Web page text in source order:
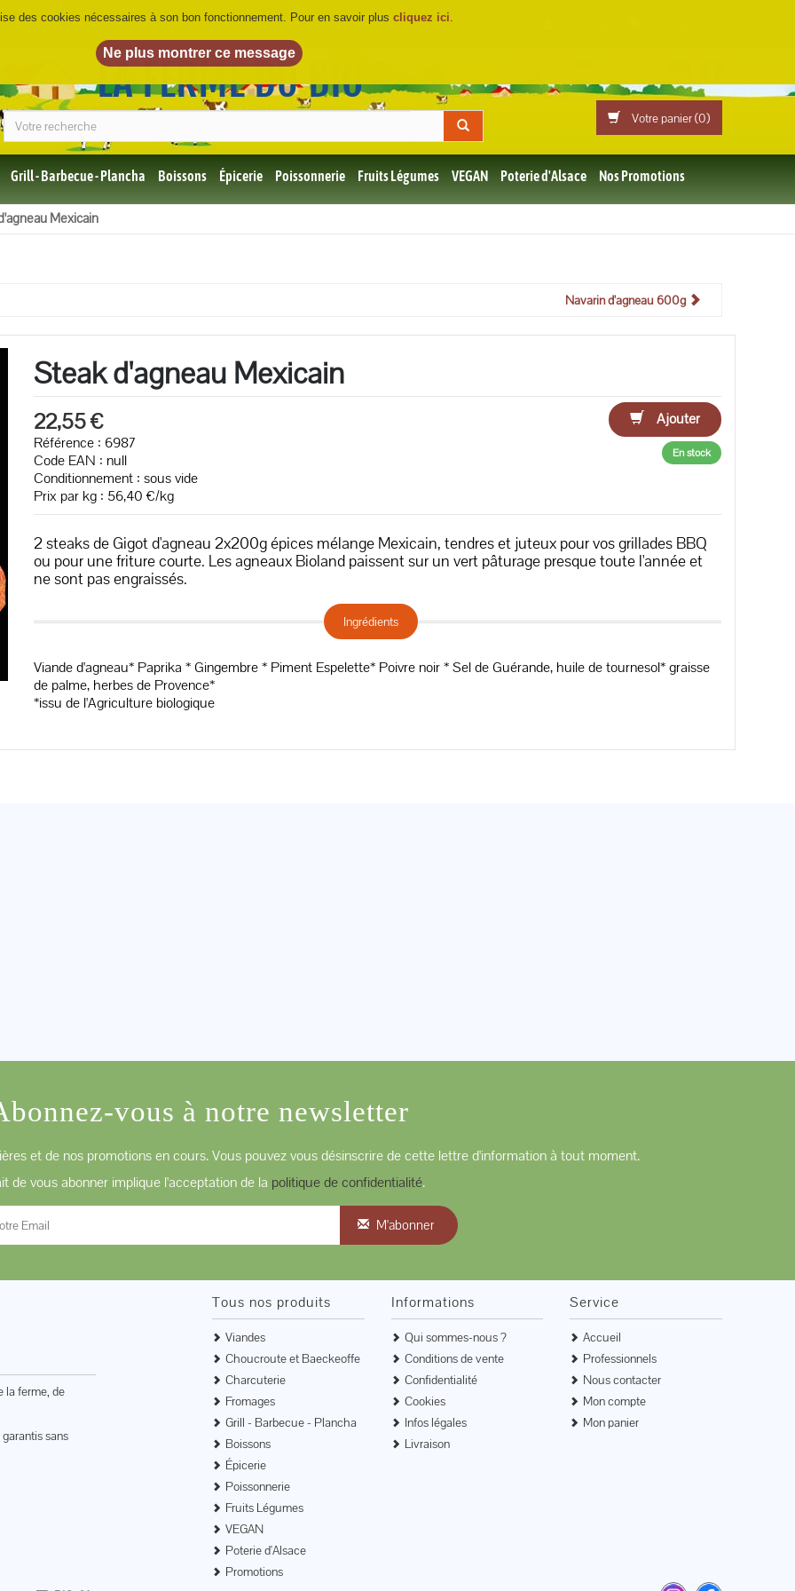
LA FERME DU BIO
Votre panier (0)
Grill - Barbecue - Plancha Boissons Épicerie Poissonnerie Fruits Légumes VEGAN Poterie d'Alsace Nos Promotions
Mexicain
Navarin d'agneau 600g
Steak d'agneau Mexicain
22,55 €
Ajouter
Référence : 6987
Code EAN : null
Conditionnement : sous vide
Prix par kg : 56,40 €/kg
En stock
2 steaks de Gigot d'agneau 2x200g épices mélange Mexicain, tendres et juteux pour vos grillades BBQ
ou pour une friture courte. Les agneaux Bioland paissent sur un vert pâturage presque toute l'année et
ne sont pas engraissés.
Ingrédients
Viande d'agneau* Paprika * Gingembre * Piment Espelette* Poivre noir * Sel de Guérande, huile de tournesol* graisse
de palme, herbes de Provence*
*issu de l'Agriculture biologique
vous à notre newsletter
et de nos promotions en cours. Vous pouvez vous désinscrire de cette lettre d'information à tout moment.
de vous abonner implique l'acceptation de la politique de confidentialité.
M'abonner
la ferme, de
sans
Tous nos produits
Viandes
Choucroute et Baeckeoffe
Charcuterie
Fromages
Grill - Barbecue - Plancha
Boissons
Épicerie
Poissonnerie
Fruits Légumes
VEGAN
Poterie d'Alsace
Promotions
Informations
Qui sommes-nous ?
Conditions de vente
Confidentialité
Cookies
Infos légales
Livraison
Service
Accueil
Professionnels
Nous contacter
Mon compte
Mon panier
des cookies nécessaires à son bon fonctionnement. Pour en savoir plus cliquez ici.